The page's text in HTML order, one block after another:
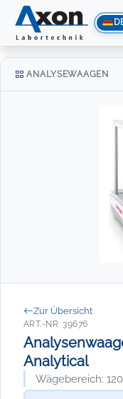
ANALYSEWAAGEN
Zur Übersicht
ART.-NR. 39676
Analytical
Wägebereich: